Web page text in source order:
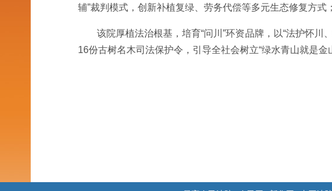
辅”裁判模式，创新补植复绿、劳务代偿等多元生态修复方式
该院厚植法治根基，培育“问川”环资品牌，以“法护怀
16份古树名木司法保护令，引导全社会树立“绿水青山就是